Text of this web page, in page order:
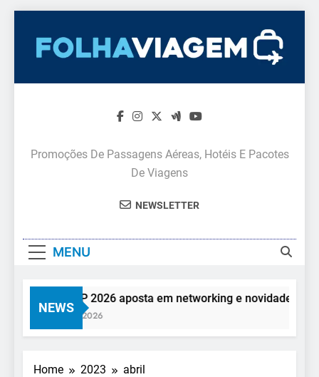
content
Promoções De Passagens Aéreas, Hotéis E Pacotes
De Viagens
NEWSLETTER
MENU
NEWS
Feira AVIRRP 2026 aposta em networking e novidades para
7 De Agosto De 2026
Home 2023 abril